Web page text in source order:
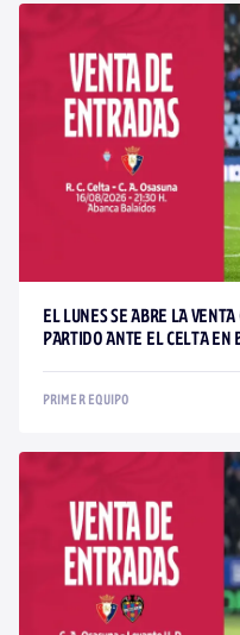
EL LUNES SE ABRE LA
PARTIDO ANTE EL CELTA EN
PRIMER EQUIPO